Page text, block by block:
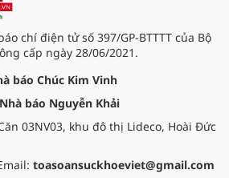
chí điện tử số 397/GP-BTTTT của Bộ
cấp ngày 28/06/2021.
báo Chúc Kim Vinh
Nhà báo Nguyễn Khải
03NV03, khu đô thị Lideco, Hoài Đức
toasoansuckhoeviet@gmail.com